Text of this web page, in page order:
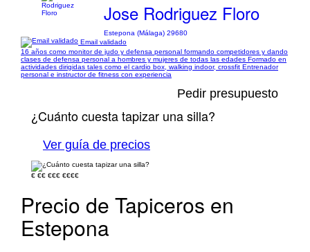
Jose Rodriguez Floro
Estepona (Málaga) 29680
Email validado
16 años como monitor de judo y defensa personal formando competidores y dando
clases de defensa personal a hombres y mujeres de todas las edades Formado en
actividades dirigidas tales como el cardio box, walking indoor, crossfit Entrenador
personal e instructor de fitness con experiencia
Pedir presupuesto
¿Cuánto cuesta tapizar una silla?
Ver guía de precios
€ €€ €€€ €€€€
Precio de Tapiceros en
Estepona